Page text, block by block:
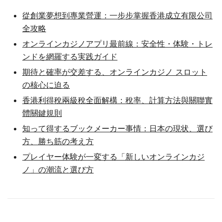
從創業夢想到專業營運：一步步掌握香港成立有限公司
全攻略
オンラインカジノアプリ最前線：安全性・体験・トレ
ンドを網羅する実践ガイド
期待と確率が交差する、オンラインカジノ スロット
の核心に迫る
香港利得稅兩級稅全面解構：稅率、計算方法與關聯實
體關鍵規則
知って得するブックメーカー事情：日本の現状、選び
方、勝ち筋の考え方
プレイヤー体験が一変する「新しいオンラインカジ
ノ」の潮流と選び方